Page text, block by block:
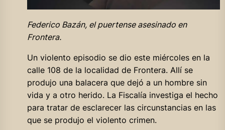
Federico Bazán, el puertense asesinado en
Frontera.
Un violento episodio se dio este miércoles en la
calle 108 de la localidad de Frontera. Allí se
produjo una balacera que dejó a un hombre sin
vida y a otro herido. La Fiscalía investiga el hecho
para tratar de esclarecer las circunstancias en las
que se produjo el violento crimen.